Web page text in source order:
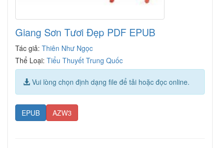
Giang Sơn Tươi Đẹp PDF EPUB
Tác giả: Thiên Như Ngọc
Thể Loại: Tiểu Thuyết Trung Quốc
Vui lòng chọn định dạng file để tải hoặc đọc online.
EPUB AZW3